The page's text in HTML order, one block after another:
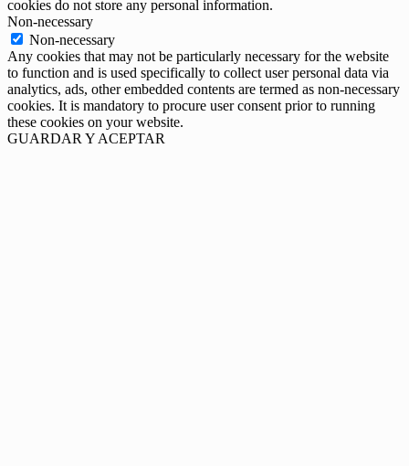
cookies do not store any personal information.
Non-necessary
Non-necessary
Any cookies that may not be particularly necessary for the website
to function and is used specifically to collect user personal data via
analytics, ads, other embedded contents are termed as non-necessary
cookies. It is mandatory to procure user consent prior to running
these cookies on your website.
GUARDAR Y ACEPTAR